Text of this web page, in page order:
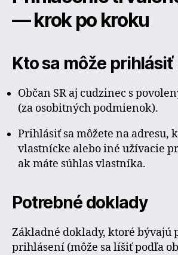
— krok po kroku
Kto sa môže prihlásiť
Občan SR aj cudzinec s
(za osobitných podmienok).
Prihlásiť sa môžete na adresu,
vlastnícke alebo iné užívacie
ak máte súhlas vlastníka.
Potrebné doklady
Základné doklady, ktoré bývajú
prihlásení (môže sa líšiť podľa